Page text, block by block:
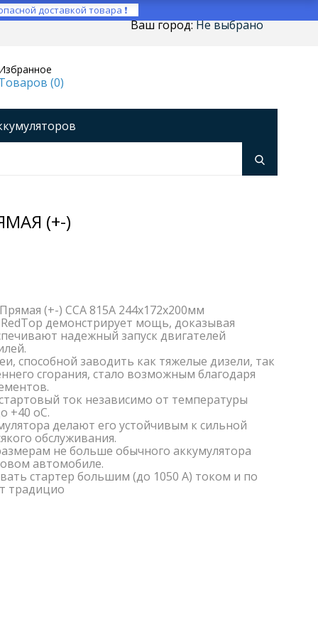
доставкой товара ❗
Ваш город:Не выбрано
(0)
(+-)
(+-) CCA 815A 244x172x200мм
демонстрирует мощь, доказывая
надежный запуск двигателей
способной заводить как тяжелые дизели, так
сгорания, стало возможным благодаря
ток независимо от температуры
+40 oC.
делают его устойчивым к сильной
обслуживания.
не больше обычного аккумулятора
автомобиле.
стартер большим (до 1050 А) током и по
традицио